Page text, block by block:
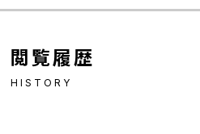
閲覧履歴
HISTORY